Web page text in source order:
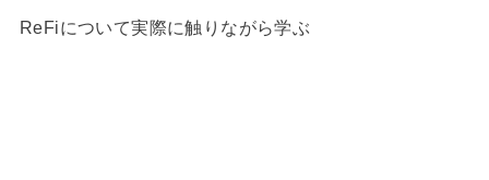
ReFiについて実際に触りながら学ぶ